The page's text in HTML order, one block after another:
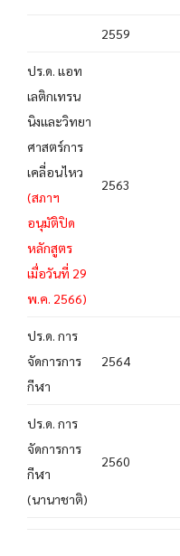
2559
ปร.ด. แอท
เลติกเทรน
นิงและวิทยา
ศาสตร์การ
เคลี่อนไหว
(สภาฯ
อนุมัติปิด
หลักสูตร
เมื่อวันที่ 29
พ.ค. 2566)
2563
ปร.ด. การ
จัดการการ
กีฬา
2564
ปร.ด. การ
จัดการการ
กีฬา
(นานาชาติ)
2560